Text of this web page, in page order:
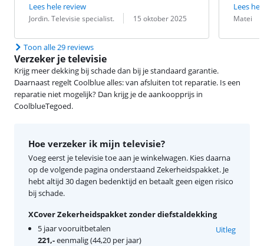
Lees hele review
Beoordeling door:
Jordin. Televisie specialist.
Datum: 15 oktober 2025
Lees
Matei
Datum:
Toon alle 29 reviews
Verzeker je televisie
Krijg meer dekking bij schade dan bij je standaard garantie.
Daarnaast regelt Coolblue alles: van afsluiten tot reparatie. Is een
reparatie niet mogelijk? Dan krijg je de aankoopprijs in
CoolblueTegoed.
Hoe verzeker ik mijn televisie?
Voeg eerst je televisie toe aan je winkelwagen. Kies daarna
op de volgende pagina onderstaand Zekerheidspakket. Je
hebt altijd 30 dagen bedenktijd en betaalt geen eigen risico
bij schade.
XCover Zekerheidspakket zonder diefstaldekking
5 jaar vooruitbetalen
221,-eenmalig (44,20 per jaar)
Uitleg